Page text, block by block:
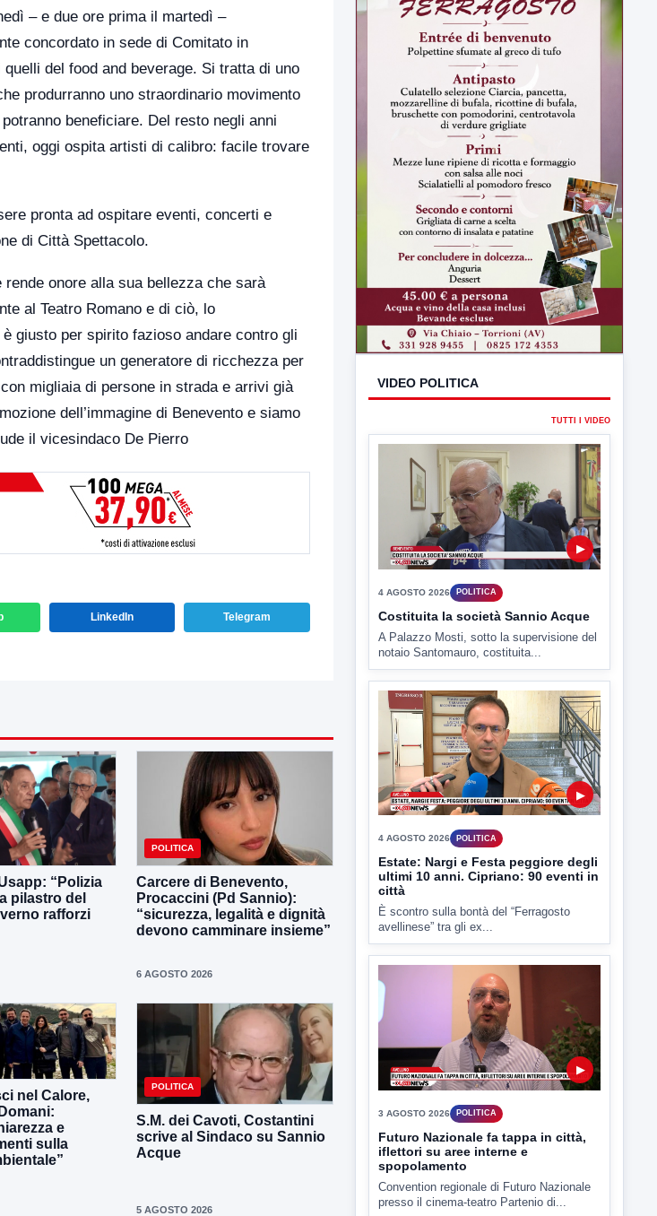
– e due ore prima il martedì –
concordato in sede di Comitato in
del food and beverage. Si tratta di uno
produrranno uno straordinario movimento
beneficiare. Del resto negli anni
oggi ospita artisti di calibro: facile trovare
pronta ad ospitare eventi, concerti e
di Città Spettacolo.
onore alla sua bellezza che sarà
al Teatro Romano e di ciò, lo
giusto per spirito fazioso andare contro gli
un generatore di ricchezza per
migliaia di persone in strada e arrivi già
dell’immagine di Benevento e siamo
il vicesindaco De Pierro
LinkedIn Telegram
“Polizia
pilastro del
rafforzi
POLITICA
Carcere di Benevento,
Procaccini (Pd Sannio):
“sicurezza, legalità e dignità
devono camminare insieme”
6 AGOSTO 2026
nel Calore,
e
sulla
POLITICA
S.M. dei Cavoti, Costantini
scrive al Sindaco su Sannio
Acque
5 AGOSTO 2026
VIDEO POLITICA
TUTTI I VIDEO
▶
4 AGOSTO 2026 POLITICA
Costituita la società Sannio Acque
A Palazzo Mosti, sotto la supervisione del
notaio Santomauro, costituita...
▶
4 AGOSTO 2026 POLITICA
Estate: Nargi e Festa peggiore degli
ultimi 10 anni. Cipriano: 90 eventi in
città
È scontro sulla bontà del “Ferragosto
avellinese” tra gli ex...
▶
3 AGOSTO 2026 POLITICA
Futuro Nazionale fa tappa in città,
iflettori su aree interne e
spopolamento
Convention regionale di Futuro Nazionale
presso il cinema-teatro Partenio di...